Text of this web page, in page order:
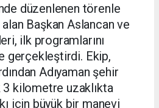
düzenlenen törenle
Başkan Aslancan ve
ilk programlarını
gerçekleştirdi. Ekip,
Adıyaman şehir
3 kilometre uzaklıkta
için büyük bir manevi